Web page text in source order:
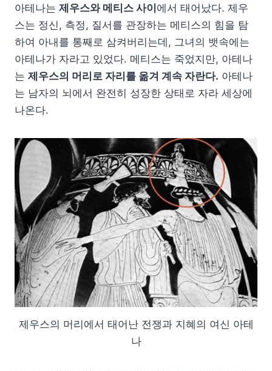
아테나는 제우스와 메티스 사이에서 태어났다. 제우
스는 정신, 측정, 질서를 관장하는 메티스의 힘을 탐
하여 아내를 통째로 삼켜버리는데, 그녀의 뱃속에는
아테나가 자라고 있었다. 메티스는 죽었지만, 아테나
는 제우스의 머리로 자리를 옮겨 계속 자란다. 아테나
는 남자의 뇌에서 완전히 성장한 상태로 자라 세상에
나온다.
제우스의 머리에서 태어난 전쟁과 지혜의 여신 아테
나